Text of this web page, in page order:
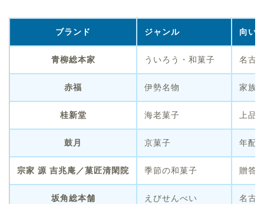
ブランド ジャンル 向い
青柳総本家 ういろう・和菓子 名古
赤福 伊勢名物 家族
桂新堂 海老菓子 上品
鼓月 京菓子 年配
宗家 源 吉兆庵／菓匠清閑院 季節の和菓子 贈答
坂角総本舗 えびせんべい 名古